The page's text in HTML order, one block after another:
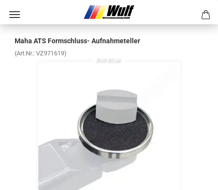
Maha ATS Formschluss-​ Auf­nah­me­tel­ler
(Art.Nr.: VZ971619)